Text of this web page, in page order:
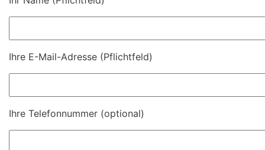
Ihre E-Mail-Adresse (Pflichtfeld)
Ihre Telefonnummer (optional)